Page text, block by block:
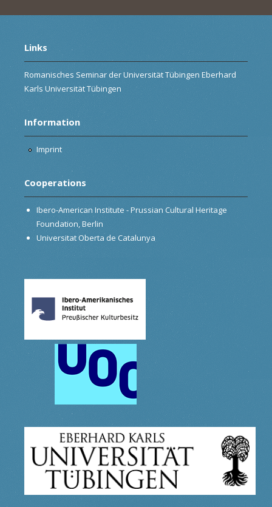
Links
Romanisches Seminar der Universität Tübingen Eberhard
Karls Universität Tübingen
Information
Imprint
Cooperations
Ibero-American Institute - Prussian Cultural Heritage
Foundation, Berlin
Universitat Oberta de Catalunya